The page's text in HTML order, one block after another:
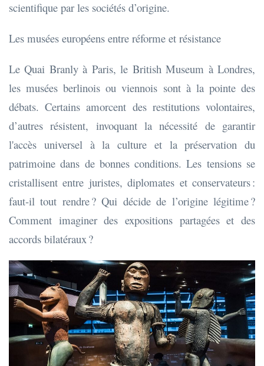
scientifique par les sociétés d’origine.
Les musées européens entre réforme et résistance
Le Quai Branly à Paris, le British Museum à Londres,
les musées berlinois ou viennois sont à la pointe des
débats. Certains amorcent des restitutions volontaires,
d’autres résistent, invoquant la nécessité de garantir
l'accès universel à la culture et la préservation du
patrimoine dans de bonnes conditions. Les tensions se
cristallisent entre juristes, diplomates et conservateurs :
faut-il tout rendre ? Qui décide de l’origine légitime ?
Comment imaginer des expositions partagées et des
accords bilatéraux ?